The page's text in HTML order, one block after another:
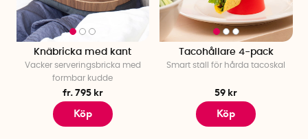
Knäbricka med kant
Vacker serveringsbricka med
formbar kudde
fr. 795 kr
Köp
Tacohållare 4-pack
Smart ställ för hårda tacoskal
59 kr
Köp